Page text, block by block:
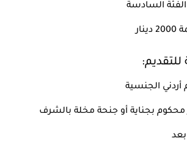
السادسة
أردني الجنسية
محكوم بجناية أو جنحة مخلة بالشرف